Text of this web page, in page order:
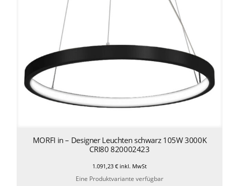
MORFI in – Designer Leuchten schwarz 105W 3000K
CRI80 820002423
1.091,23 €inkl. MwSt
Eine Produktvariante verfügbar